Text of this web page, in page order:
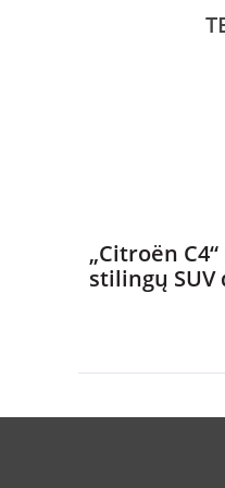
„Citroën
stilingų SUV